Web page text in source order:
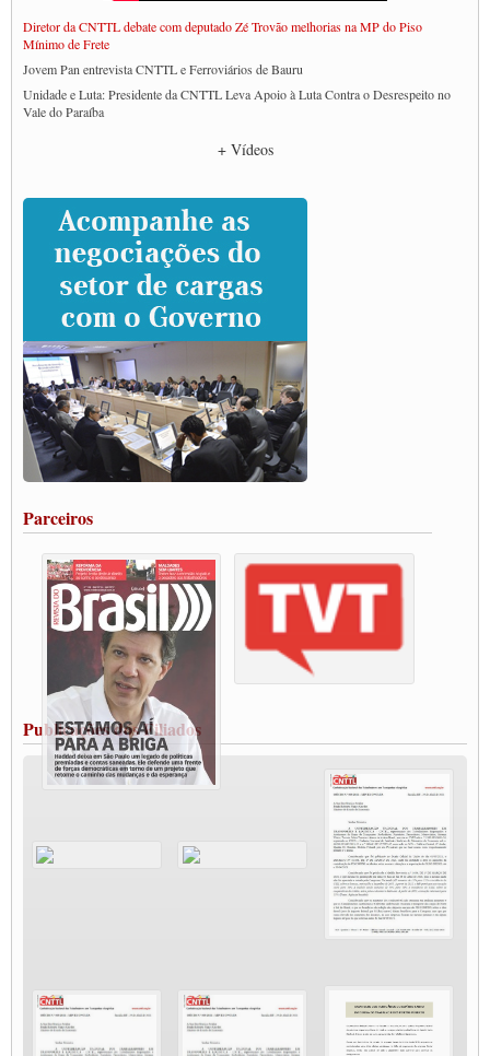
Diretor da CNTTL debate com deputado Zé Trovão melhorias na MP do Piso
Mínimo de Frete
Jovem Pan entrevista CNTTL e Ferroviários de Bauru
Unidade e Luta: Presidente da CNTTL Leva Apoio à Luta Contra o Desrespeito no
Vale do Paraíba
Caminhoneiros prometem paralisação e cobram diálogo com Lula
CNTTL e lideranças de caminhoneiros participam de debate sobre saúde nas
rodovias
Paulinho e Litti debatem política global para transporte rodoviário de cargas na
SUTCRA no Uruguai
Grande Conquista da Categoria transporte de Cargas e Caminhoneiros Autonomos
ENCONTRO INTERNACIONAL EM APOIO A CLASSE TRABALHADORA
DO BRASIL E A ELEIÇÃO 2022
Carta às Brasileiras e aos Brasileiros em Defesa do Estado Democrático de Direito
Paulinho, presidente da CNTTL, faz balanço do 3º Congresso da CNTTL
Caminhoneiros aprovam greve a partir do 1º de novembro
Rodoviários de Feira Santana fazem Assembleia para avaliar proposta de reajuste
salarial
Vacina Já: Lockdown de 24 horas dos trabalhadores em transportes está mantido,
Condutores de Guarulhos farão greve sanitária nesta terça-feira (20)
Paralisação dos Caminhoneiros na #BR285, entrocamento que liga o Mercosul ao
Rio Grande
Caminhoneiros bloqueiam duas faixas na Castello Branco e fazem protesto
Modal-Live #13 Aumento da Violência Contra Mulher e o Adoecimento da Classe
Trabalhadora em Tempos de Pandemia
MODAL-LIVE#12 POLÍTICAS PÚBLICAS DE TRANSPORTE PARA A
CLASSE TRABALHADORA E ELEIÇÕES NA PANDEMIA
MODAL-LIVE#11 POLÍTICAS PÚBLICAS DE TRANSPORTE
JUVENTUDE DO TRANSPORTE: POR QUE DEVEMOS NOS ORGANIZAR?
Fabio Primo testa positivo para Coronavírus, mas está bem de saúde
Modal-Live#9 Quais são os direitos dos trabalhador@s que contraem a Covid-19 na
Participe da Campanha Fora Bolsonaro
CNTTL e FECOOTAC apoiam Campanha de testes de COVID-19 para
MODAL-LIVE#8 - Lideranças sindicais da CNTTL, CGTB e dos caminhoneiros
O PAPEL DA ITF E FUTAC NAS LUTAS, EMPREGO, DIREITOS EM
ESCALA GLOBAL E DA DEFESA DA VIDA
Modal-Live #6: Com participação especial do professor da Unisinos e Doutor em
+ Vídeos
Parceiros
Publicações dos Filiados